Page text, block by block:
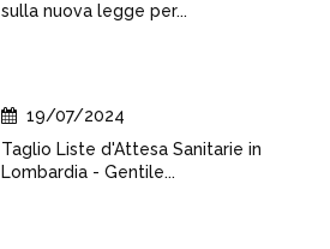
sulla nuova legge per...
19/07/2024
Taglio Liste d'Attesa Sanitarie in
Lombardia - Gentile...